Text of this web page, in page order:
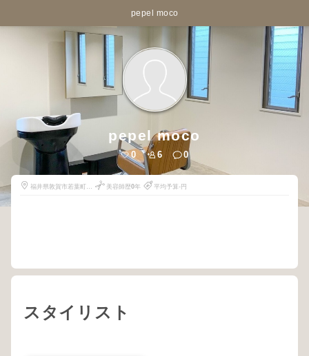
pepel moco
pepel moco
0 6 0
福井県敦賀市若葉町2-
美容師歴0年 平均予算-円
スタイリスト